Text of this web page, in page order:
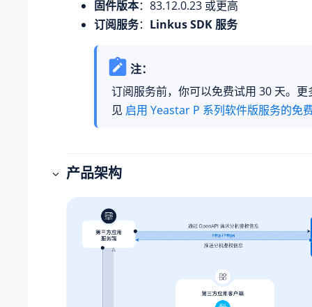
固件版本： 83.12.0.23 或更高
订阅服务： LinkusSDK 服务
注：
订阅服务前，你可以免费试用 30 天。更
见 启用 Yeastar P 系列软件版服务的免
产品架构